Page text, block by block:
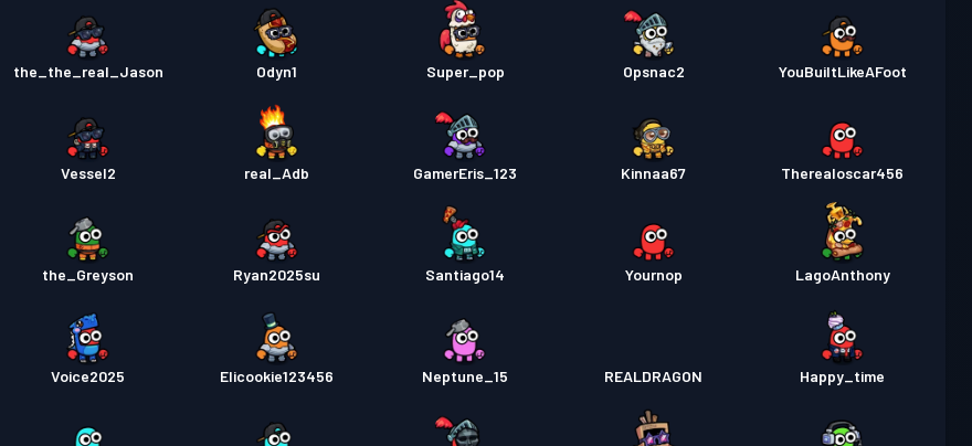
the_the_real_Jason Odyn1 Super_pop Opsnac2 YouBuiltLikeAFoot
Vessel2 real_Adb GamerEris_123 Kinnaa67 Therealoscar456
the_Greyson Ryan2025su Santiago14 Yournop LagoAnthony
Voice2025 Elicookie123456 Neptune_15 REALDRAGON Happy_time